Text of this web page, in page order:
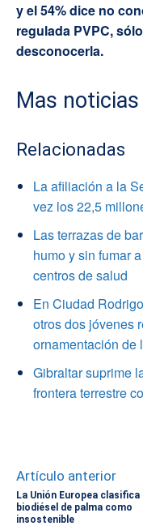
y el 54% dice no
regulada PVPC,
desconocerla.
Mas noticias
Relacionadas
La afiliación a la
vez los 22,5
Las terrazas de
humo y sin fumar
centros de salud
En Ciudad
otros dos jóvenes
ornamentación de
Gibraltar suprime
frontera terrestre
Artículo anterior
La Unión Europea clasifica
biodiésel de palma como
insostenible